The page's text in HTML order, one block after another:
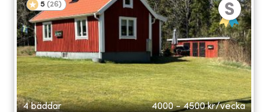
5 (26)
4 bäddar 4000 - 4500 kr/vecka